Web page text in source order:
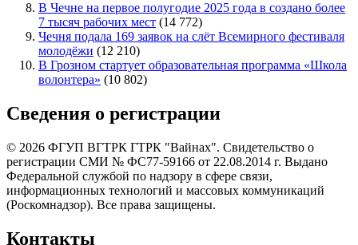
В Чечне на первое полугодие 2025 года в создано более
7 тысяч рабочих мест (14 772)
Чечня подала 169 заявок на слёт Всемирного фестиваля
молодёжи (12 210)
В Грозном стартует образовательная программа «Школа
волонтера» (10 802)
Сведения о регистрации
© 2026 ФГУП ВГТРК ГТРК "Вайнах". Свидетельство о
регистрации СМИ № ФС77-59166 от 22.08.2014 г. Выдано
Федеральной службой по надзору в сфере связи,
информационных технологий и массовых коммуникаций
(Роскомнадзор). Все права защищены.
Контакты